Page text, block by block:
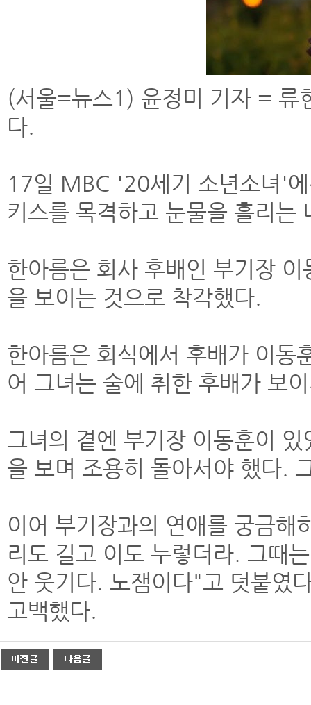
(서울=뉴스1) 윤정미 기자 = 류
다.
17일 MBC '20세기 소년소녀'
키스를 목격하고 눈물을 흘리는
한아름은 회사 후배인 부기장
을 보이는 것으로 착각했다.
한아름은 회식에서 후배가 이동
어 그녀는 술에 취한 후배가 보
그녀의 곁엔 부기장 이동훈이
을 보며 조용히 돌아서야 했다.
이어 부기장과의 연애를 궁금해
리도 길고 이도 누렇더라. 그때
안 웃기다. 노잼이다"고 덧붙였
고백했다.